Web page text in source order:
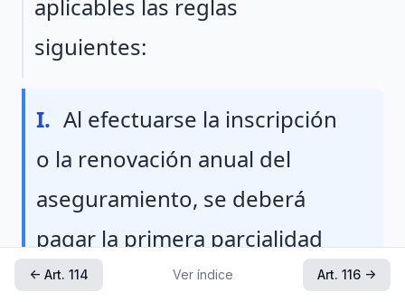
aplicables las reglas
siguientes:
Fraccion I
I. Al efectuarse la inscripción
o la renovación anual del
aseguramiento, se deberá
pagar la primera parcialidad
de las cuotas, y
← Art. 114 Ver índice Art. 116 →